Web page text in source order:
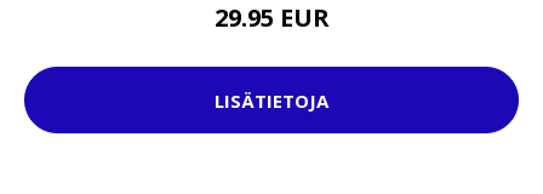
29.95 EUR
LISÄTIETOJA